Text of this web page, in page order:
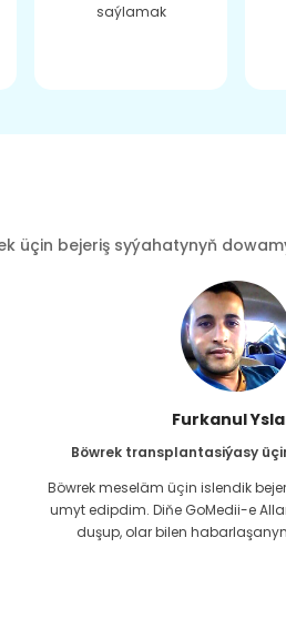
saýlamak
üçin bejeriş syýahatynyň
Furkanul
Böwrek transplantasiýasy
Böwrek meseläm üçin islendik
umyt edipdim. Diňe GoMedii-e
duşup, olar bilen